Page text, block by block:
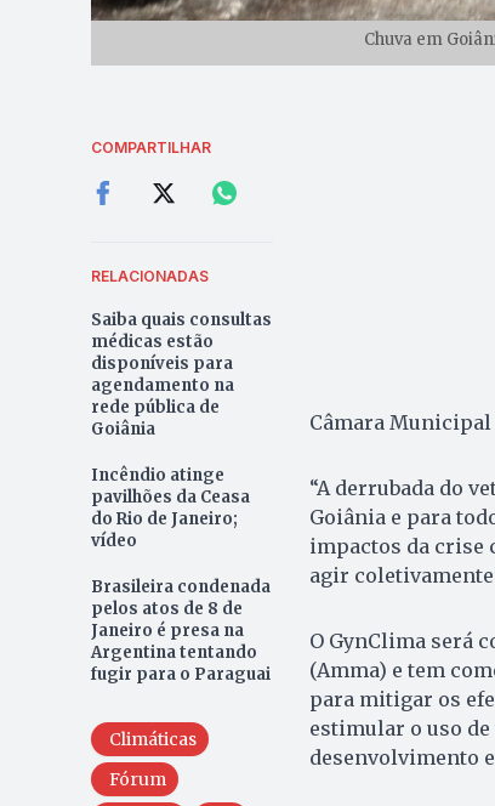
Chuva em
COMPARTILHAR
RELACIONADAS
Saiba quais consultas
médicas estão
disponíveis para
agendamento na
rede pública de
Goiânia
Incêndio atinge
pavilhões da Ceasa
do Rio de Janeiro;
vídeo
Brasileira condenada
pelos atos de 8 de
Janeiro é presa na
Argentina tentando
fugir para o Paraguai
Climáticas
Fórum
Câmara Municipal
“A derrubada do
Goiânia e para
impactos da crise
agir
O GynClima será
(Amma) e tem
para mitigar os
estimular o uso
desenvolvimento